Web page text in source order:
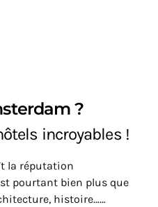
?
incroyables !
la réputation
pourtant bien plus que
histoire……